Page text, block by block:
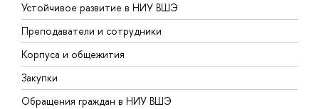
Устойчивое развитие в НИУ ВШЭ
Преподаватели и сотрудники
Корпуса и общежития
Закупки
Обращения граждан в НИУ ВШЭ